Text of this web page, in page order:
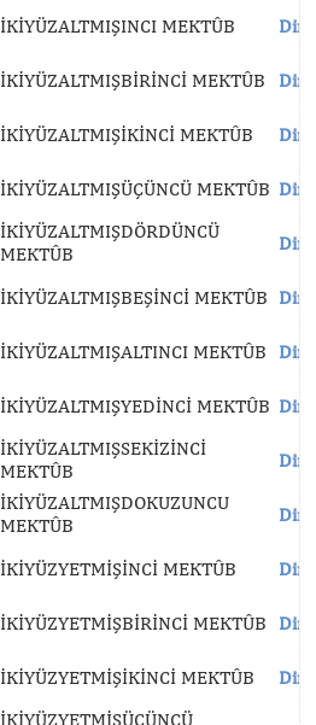
İKİYÜZALTMIŞINCI MEKTÛB
İKİYÜZALTMIŞBİRİNCİ MEKTÛB
İKİYÜZALTMIŞİKİNCİ MEKTÛB
İKİYÜZALTMIŞÜÇÜNCÜ MEKTÛB
İKİYÜZALTMIŞDÖRDÜNCÜ
MEKTÛB
İKİYÜZALTMIŞBEŞİNCİ MEKTÛB
İKİYÜZALTMIŞALTINCI MEKTÛB
İKİYÜZALTMIŞYEDİNCİ MEKTÛB
İKİYÜZALTMIŞSEKİZİNCİ
MEKTÛB
İKİYÜZALTMIŞDOKUZUNCU
MEKTÛB
İKİYÜZYETMİŞİNCİ MEKTÛB
İKİYÜZYETMİŞBİRİNCİ MEKTÛB
İKİYÜZYETMİŞİKİNCİ MEKTÛB
İKİYÜZYETMİŞÜÇÜNCÜ